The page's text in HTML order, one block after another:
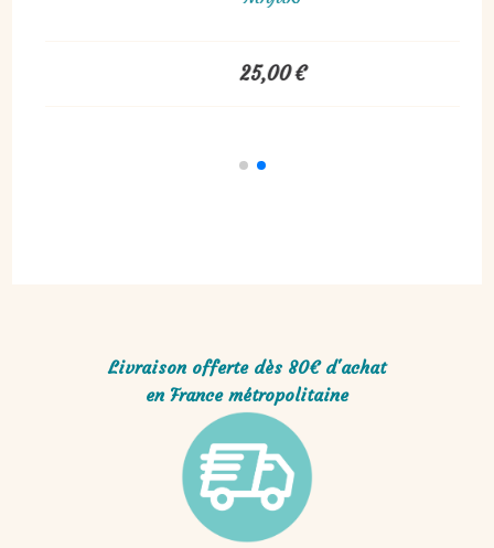
25,00€
Livraison offerte dès 80€ d'achat
en France métropolitaine